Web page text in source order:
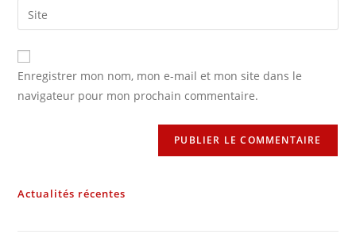
Enregistrer mon nom, mon e-mail et mon site dans le
navigateur pour mon prochain commentaire.
Actualités récentes